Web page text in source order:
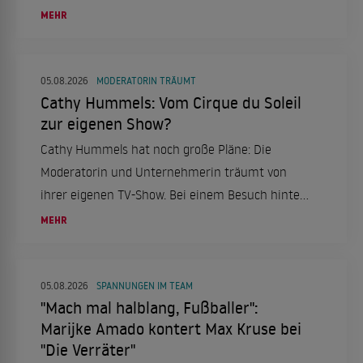
mehr als verdient. Eine Filmkritik.
MEHR
05.08.2026 MODERATORIN TRÄUMT
Cathy Hummels: Vom Cirque du Soleil
zur eigenen Show?
Cathy Hummels hat noch große Pläne: Die
Moderatorin und Unternehmerin träumt von
ihrer eigenen TV-Show. Bei einem Besuch hinter
den Kulissen des "Cirque du Soleil" in Berlin
MEHR
05.08.2026 SPANNUNGEN IM TEAM
"Mach mal halblang, Fußballer":
Marijke Amado kontert Max Kruse bei
"Die Verräter"